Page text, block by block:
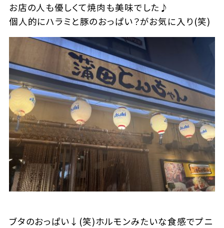
お店の人も優しくて焼肉も美味でした♪
個人的にハラミと豚のおっぱい？がお気に入り(笑)
ブタのおっぱい↓(笑)ホルモンみたいな食感でプニ